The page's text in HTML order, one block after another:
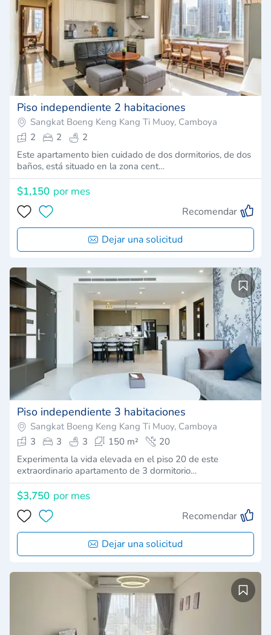
Piso independiente 2 habitaciones
Sangkat Boeng Keng Kang Ti Muoy, Camboya
2
2
2
Este apartamento bien cuidado de dos dormitorios, de dos
baños, está situado en la zona cent…
$1,150 por mes
Recomendar
Dejar una solicitud
Piso independiente 3 habitaciones
Sangkat Boeng Keng Kang Ti Muoy, Camboya
3
3 3 150 m²
20
Experimenta la vida elevada en el piso 20 de este
extraordinario apartamento de 3 dormitorio…
$3,750 por mes
Recomendar
Dejar una solicitud